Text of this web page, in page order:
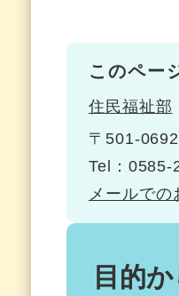
このペー
住民福祉部
〒501-0692
Tel：0585-
メールでの
目的